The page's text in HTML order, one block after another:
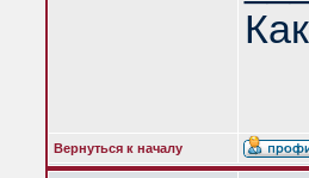
Вернуться к началу